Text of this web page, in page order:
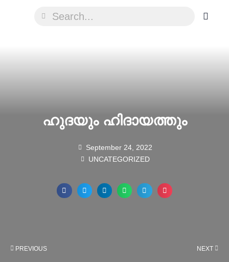
ഹുദയും ഹിദായത്തും
September 24, 2022
UNCATEGORIZED
PREVIOUS NEXT